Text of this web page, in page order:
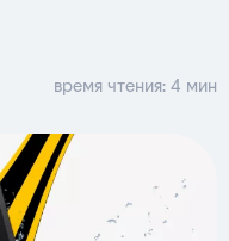
время чтения: 4 мин